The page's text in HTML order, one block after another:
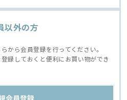
以外の方
から会員登録を行ってください。
録しておくと便利にお買い物ができ